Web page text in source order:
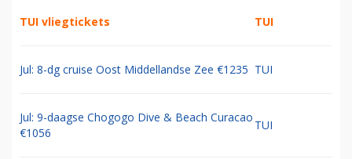
TUI vliegtickets TUI
Jul: 8-dg cruise Oost Middellandse Zee €1235 TUI
Jul: 9-daagse Chogogo Dive & Beach Curacao
€1056
TUI